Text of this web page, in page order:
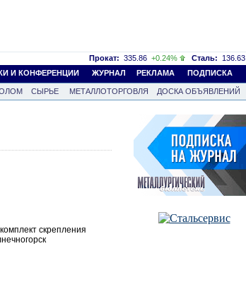
Прокат: 335.86 +0.24% Сталь: 136.63
И КОНФЕРЕНЦИИ ЖУРНАЛ РЕКЛАМА ПОДПИСКА
СЫРЬЕ МЕТАЛЛОТОРГОВЛЯ
ДОСКА ОБЪЯВЛЕНИЙ
скрепления